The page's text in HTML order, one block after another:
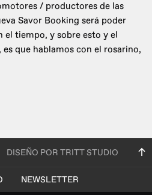
/ productores de las
Savor Booking será poder
el tiempo, y sobre esto y el
que hablamos con el rosarino,
DISEÑO POR TRITT STUDIO
NEWSLETTER